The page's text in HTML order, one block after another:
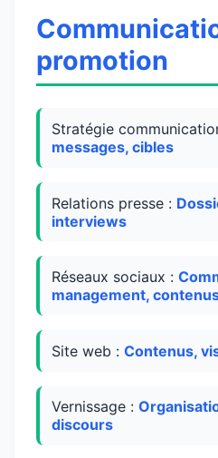
promotion
Stratégie
messages, cibles
Relations presse :
interviews
Réseaux sociaux :
management,
Site web : Contenus,
Vernissage :
discours